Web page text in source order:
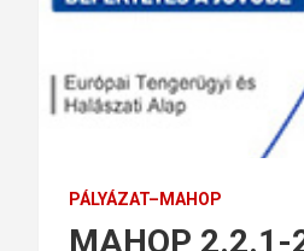
PÁLYÁZAT–MAHOP
MAHOP